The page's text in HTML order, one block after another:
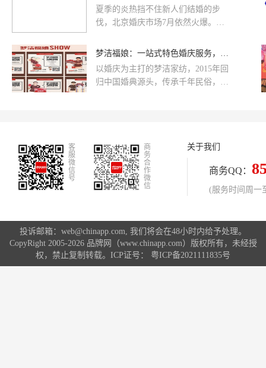
夏季的炎热挡不住新人们结婚的步
伐，北京婚庆市场7月依然火爆。位
方米，以婚庆服务为主要业态定位
梦洁福娘：一站式特色婚庆服务，约吗？
以婚庆为主打的梦洁家纺，2015年回
归中国婚典源头，传承千年民俗，诠
客
服
微
信
号
商
务
合
作
微
信
关于我们
商务QQ：
(服务时间周一
投诉邮箱：web@chinapp.com, 我们将会在48小时内给予处理。
CopyRight 2005-2026 品牌网（www.chinapp.com）版权所有，未经授
权，禁止复制转载。ICP证号： 粤ICP备2021111835号